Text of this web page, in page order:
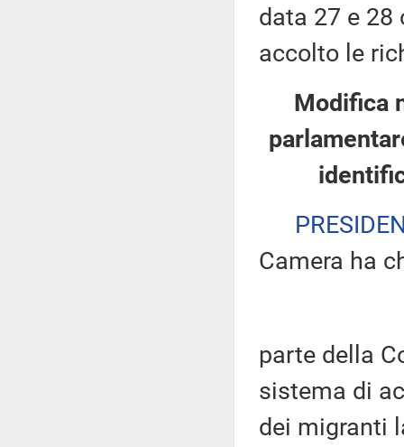
data 27 e 28
accolto le
Modifica
Camera ha
parte della
sistema di
dei migranti